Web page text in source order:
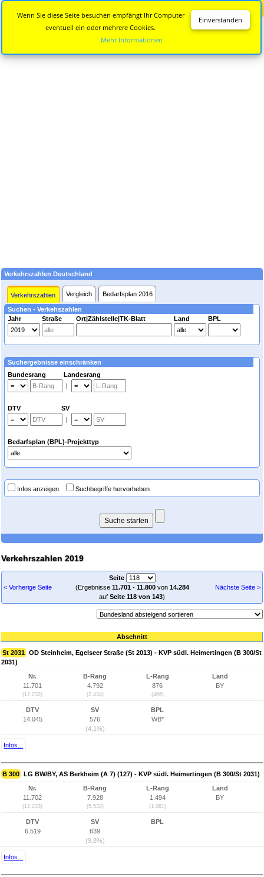
Verkehrszahlen Deutschland
Verkehrszahlen Vergleich Bedarfsplan 2016
Suchen - Verkehszahlen
Jahr
Straße Ort|Zählstelle|TK-Blatt Land BPL
Suchergebnisse einschränken
Bundesrang Landesrang
|
DTV SV
|
Bedarfsplan (BPL)-Projekttyp
Infos anzeigen Suchbegriffe hervorheben
Verkehrszahlen 2019
< Vorherige Seite
Seite
(Ergebnisse 11.701- 11.800von 14.284
auf Seite 118 von 143)
Nächste Seite >
Abschnitt
St 2031 OD Steinheim, Egelseer Straße (St 2013) - KVP südl. Heimertingen (B 300/St
2031)
Nr.
11.701
(12.232)
B-Rang
4.792
(2.434)
L-Rang
876
(466)
Land
BY
DTV
14.045
SV
576
(4,1%)
BPL
WB*
Infos...
B 300 LG BW/BY, AS Berkheim (A 7) (127) - KVP südl. Heimertingen (B 300/St 2031)
Nr.
11.702
(12.233)
B-Rang
7.928
(5.532)
L-Rang
1.494
(1.081)
Land
BY
DTV
6.519
SV
639
(9,8%)
BPL
Infos...
Einverstanden
Wenn Sie diese Seite besuchen empfängt Ihr Computer
eventuell ein oder mehrere Cookies.
Mehr Informationen